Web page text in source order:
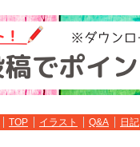
TOP イラスト Q&A 日記